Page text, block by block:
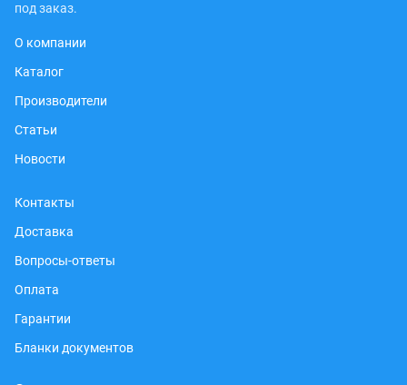
под заказ.
О компании
Каталог
Производители
Статьи
Новости
Контакты
Доставка
Вопросы-ответы
Оплата
Гарантии
Бланки документов